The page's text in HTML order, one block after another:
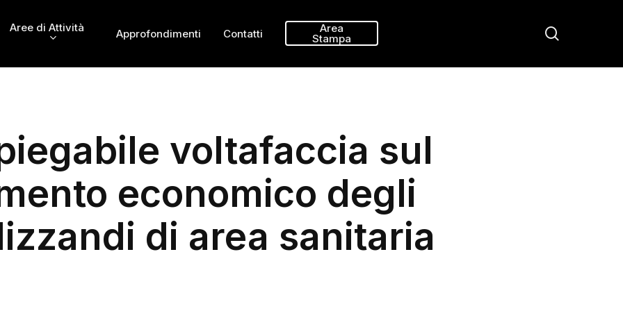
Aree di Attività Approfondimenti Contatti Area
Stampa
voltafaccia sul
economico degli
di area sanitaria